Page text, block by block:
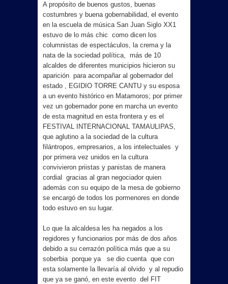
A propósito de buenos gustos, buenas
costumbres y buena gobernabilidad, el evento
en la escuela de música San Juan Siglo XX1
estuvo de lo más chic como dicen los
columnistas de espectáculos, la crema y la
nata de la sociedad política, más de 10
alcaldes de diferentes municipios hicieron su
aparición para acompañar al gobernador del
estado , EGIDIO TORRE CANTU y su esposa
a un evento histórico en Matamoros; por primer
vez un gobernador pone en marcha un evento
de esta magnitud en esta frontera y es el
FESTIVAL INTERNACIONAL TAMAULIPAS,
que aglutino a la sociedad de la cultura
filántropos, empresarios, a los intelectuales y
por primera vez unidos en la cultura
convivieron priistas y panistas de manera
cordial gracias al gran negociador quien
además con su equipo de la mesa de gobierno
se encargó de todos los pormenores en donde
todo estuvo en su lugar.
Lo que la alcaldesa les ha negados a los
regidores y funcionarios por más de dos años
debido a su cerrazón política más que a su
soberbia porque ya se dio cuenta que con
esta solamente la llevaría al olvido y al repudio
que ya se ganó, en este evento del FIT